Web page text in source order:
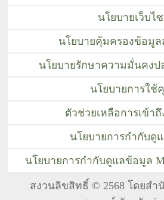
สงวนลิขสิทธิ์ © 2568 โดยสำ
นโยบายเว็บไ
นโยบายคุ้มครองข้อมู
นโยบายรักษาความมั่นคงป
นโยบายการใช้
ตัวช่วยเหลือการเข้าถึ
นโยบายการกำกับดู
นโยบายการกำกับดูแลข้อมูล